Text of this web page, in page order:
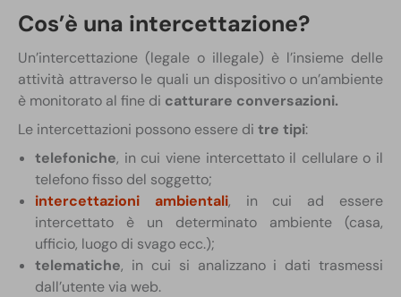
Cos’è una intercettazione?
Un’intercettazione (legale o illegale) è l’insieme delle
attività attraverso le quali un dispositivo o un’ambiente
è monitorato al fine di catturare conversazioni.
Le intercettazioni possono essere di tre tipi:
telefoniche, in cui viene intercettato il cellulare o il
telefono fisso del soggetto;
intercettazioni ambientali, in cui ad essere
intercettato è un determinato ambiente (casa,
ufficio, luogo di svago ecc.);
telematiche, in cui si analizzano i dati trasmessi
dall’utente via web.